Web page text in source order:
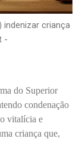
indenizar criança
-
do Superior
condenação
vitalícia e
criança que,